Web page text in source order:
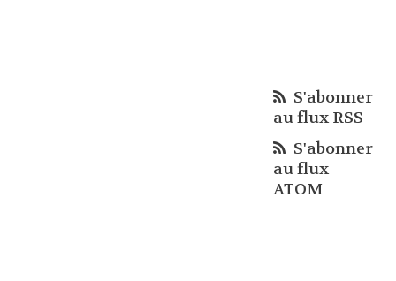
S'abonner
au flux RSS
S'abonner
au flux
ATOM